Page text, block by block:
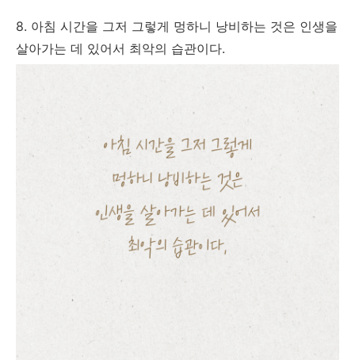
8. 아침 시간을 그저 그렇게 멍하니 낭비하는 것은 인생을
살아가는 데 있어서 최악의 습관이다.